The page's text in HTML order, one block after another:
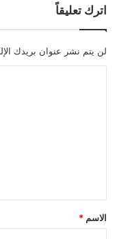
اترك تعليقاً
لن يتم نشر عنوان بريدك
ق
*
الاسم *